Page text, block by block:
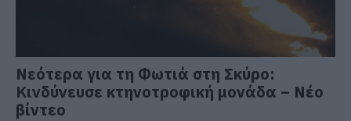
Νεότερα για τη Φωτιά στη Σκύρο:
Κινδύνευσε κτηνοτροφική μονάδα – Νέο
βίντεο